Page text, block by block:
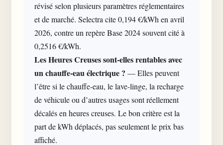
révisé selon plusieurs paramètres réglementaires
et de marché. Selectra cite 0,194 €/kWh en avril
2026, contre un repère Base 2024 souvent cité à
0,2516 €/kWh.
Les Heures Creuses sont-elles rentables avec
un chauffe-eau électrique ? — Elles peuvent
l’être si le chauffe-eau, le lave-linge, la recharge
de véhicule ou d’autres usages sont réellement
décalés en heures creuses. Le bon critère est la
part de kWh déplacés, pas seulement le prix bas
affiché.